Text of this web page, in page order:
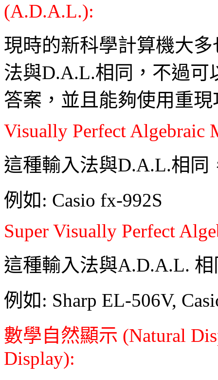
(A.D.A.L.):
現時的新科學計算機大
法與D.A.L.相同，不過可
答案，並且能夠使用重
Visually Perfect Algebraic
這種輸入法與D.A.L.相同
例如: Casio fx-992S
Super Visually Perfect
這種輸入法與A.D.A.L.
例如: Sharp EL-506V,
數學自然顯示 (Natural
Display):